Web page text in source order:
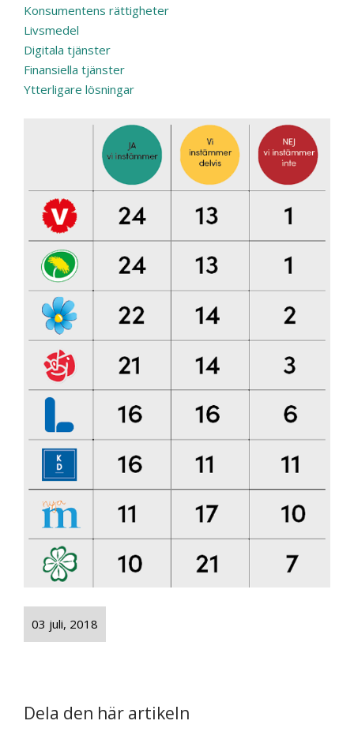
Konsumentens rättigheter
Livsmedel
Digitala tjänster
Finansiella tjänster
Ytterligare lösningar
03 juli, 2018
Dela den här artikeln